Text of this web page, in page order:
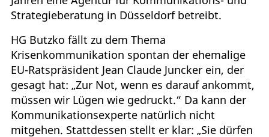
Strategieberatung in Düsseldorf betreibt.
HG Butzko fällt zu dem Thema
Krisenkommunikation spontan der ehemalige
EU-Ratspräsident Jean Claude Juncker ein, der
gesagt hat: „Zur Not, wenn es darauf ankommt,
müssen wir Lügen wie gedruckt.“ Da kann der
Kommunikationsexperte natürlich nicht
mitgehen. Stattdessen stellt er klar: „Sie dürfen